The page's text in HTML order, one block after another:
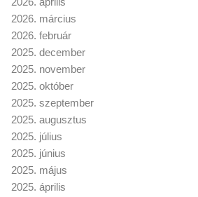
2026. március
2026. február
2025. december
2025. november
2025. október
2025. szeptember
2025. augusztus
2025. július
2025. június
2025. május
2025. április